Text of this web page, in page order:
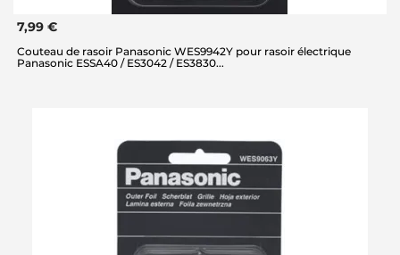
7,99 €
Couteau de rasoir Panasonic WES9942Y pour rasoir électrique
Panasonic ESSA40 / ES3042 / ES3830...